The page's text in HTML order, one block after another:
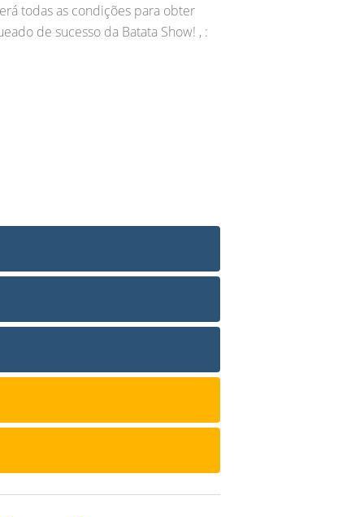
todas as condições para obter
de sucesso da Batata Show! , :